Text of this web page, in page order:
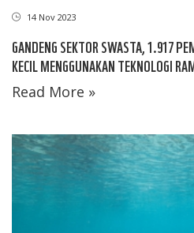
14 Nov 2023
GANDENG SEKTOR SWASTA, 1.917
KECIL MENGGUNAKAN TEKNOLOGI
Read More »